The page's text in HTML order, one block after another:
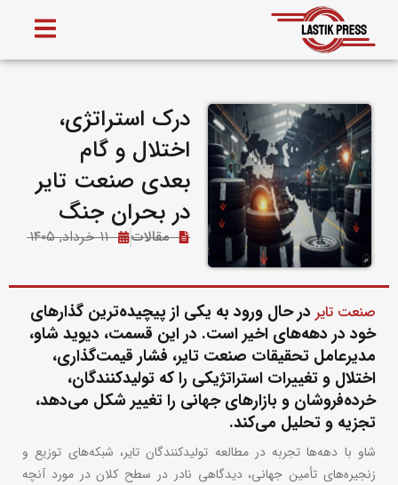
درک استراتژی،
اختلال و گام
بعدی صنعت تایر
در بحران جنگ
مقالات ۱۱ خرداد, ۱۴۰۵
صنعت تایر در حال ورود به یکی از پیچیده‌ترین گذارهای
خود در دهه‌های اخیر است. در این قسمت، دیوید شاو،
مدیرعامل تحقیقات صنعت تایر، فشار قیمت‌گذاری،
اختلال و تغییرات استراتژیکی را که تولیدکنندگان،
خرده‌فروشان و بازارهای جهانی را تغییر شکل می‌دهد،
تجزیه و تحلیل می‌کند.
شاو با دهه‌ها تجربه در مطالعه تولیدکنندگان تایر، شبکه‌های توزیع و
زنجیره‌های تأمین جهانی، دیدگاهی نادر در سطح کلان در مورد آنچه